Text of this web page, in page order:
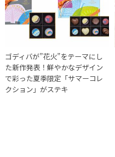
ゴディバが”花火”をテーマにし
た新作発表！鮮やかなデザイン
で彩った夏季限定「サマーコレ
クション」がステキ